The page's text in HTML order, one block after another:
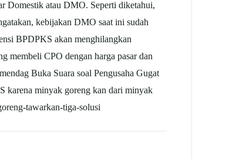
Domestik atau DMO. Seperti diketahui,
kebijakan DMO saat ini sudah
BPDPKS akan menghilangkan
membeli CPO dengan harga pasar dan
Buka Suara soal Pengusaha Gugat
karena minyak goreng kan dari minyak
tawarkan-tiga-solusi